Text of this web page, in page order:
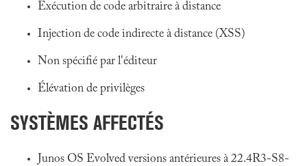
Exécution de code arbitraire à distance
Injection de code indirecte à distance (XSS)
Non spécifié par l'éditeur
Élévation de privilèges
SYSTÈMES AFFECTÉS
Junos OS Evolved versions antérieures à 22.4R3-S8-